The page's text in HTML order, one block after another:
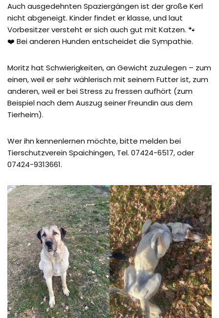
Auch ausgedehnten Spaziergängen ist der große Kerl
nicht abgeneigt. Kinder findet er klasse, und laut
Vorbesitzer versteht er sich auch gut mit Katzen. 🐾
❤️ Bei anderen Hunden entscheidet die Sympathie.
Moritz hat Schwierigkeiten, an Gewicht zuzulegen – zum
einen, weil er sehr wählerisch mit seinem Futter ist, zum
anderen, weil er bei Stress zu fressen aufhört (zum
Beispiel nach dem Auszug seiner Freundin aus dem
Tierheim).
Wer ihn kennenlernen möchte, bitte melden bei
Tierschutzverein Spaichingen, Tel. 07424-6517, oder
07424-9313661.